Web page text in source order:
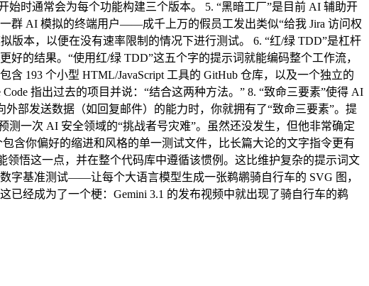
时通常会为每个功能构建三个版本。 5. “黑暗工厂”是目前 AI 辅助开
群 AI 模拟的终端用户——成千上万的假员工发出类似“给我 Jira 访问权
版本，以便在没有速率限制的情况下进行测试。 6. “红/绿 TDD”是杠杆
的结果。“使用红/绿 TDD”这五个字的提示词就能编码整个工作流，
193 个小型 HTML/JavaScript 工具的 GitHub 仓库，以及一个独立的
指出过去的项目并说：“结合这两种方法。” 8. “致命三要素”使得 AI
部发送数据（如回复邮件）的能力时，你就拥有了“致命三要素”。提
一次 AI 安全领域的“挑战者号灾难”。虽然还没发生，但他非常确定
含你偏好的缩进和风格的单一测试文件，比长篇大论的文字指令更有
领悟这一点，并在整个代码库中遵循该惯例。这比维护复杂的提示词文
字基准测试——让每个大语言模型生成一张鹈鹕骑自行车的 SVG 图，
经成为了一个梗：Gemini 3.1 的发布视频中就出现了骑自行车的鹈